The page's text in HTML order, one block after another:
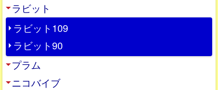
ラビット
ラビット109
ラビット90
プラム
ニコバイブ